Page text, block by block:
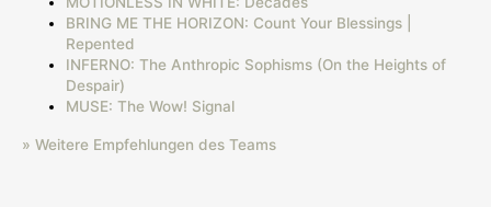
BRING ME THE HORIZON: Count Your Blessings |
Repented
INFERNO: The Anthropic Sophisms (On the Heights of
Despair)
MUSE: The Wow! Signal
» Weitere Empfehlungen des Teams